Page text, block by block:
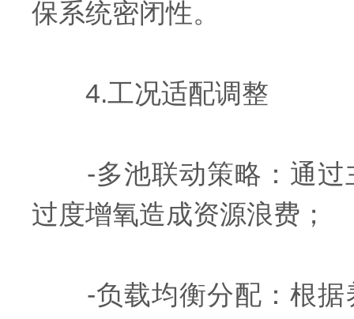
保系统密闭性。
4.工况适配调整
-多池联动策略：通过
过度增氧造成资源浪费；
-负载均衡分配：根据